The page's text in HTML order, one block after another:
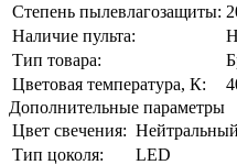
Степень пылевлагозащиты:
Наличие пульта:
Тип товара:
Цветовая температура, К:
Дополнительные параметры
Цвет свечения:
Тип цоколя:
LED